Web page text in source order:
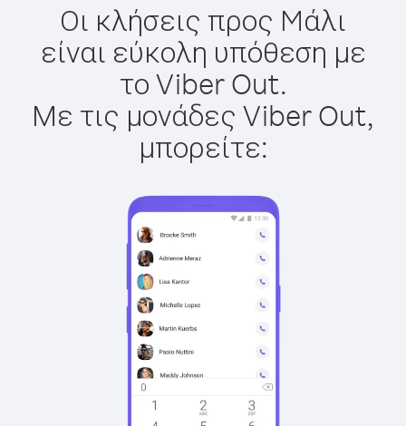
Οι κλήσεις προς Mάλι
είναι εύκολη υπόθεση με
το Viber Out.
Με τις μονάδες Viber Out,
μπορείτε: